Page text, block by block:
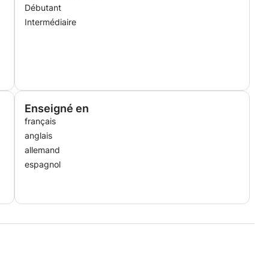
ses camarades
pour rejoindre le niveau attendu
(techniques, théoriques, pratiques)
Débutant
Intermédiaire
Enseigné en
français
anglais
allemand
espagnol